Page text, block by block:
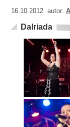
16.10.2012 autor:
Dalriada